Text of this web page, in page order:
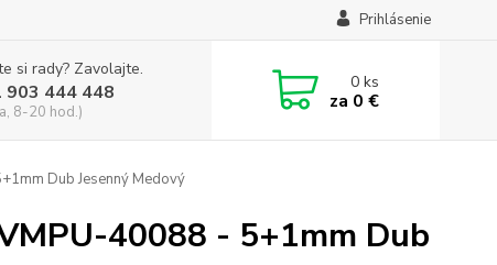
Prihlásenie
si rady? Zavolajte.
903 444 448
8-20 hod.)
0ks
za 0 €
Dub Jesenný Medový
40088 - 5+1mm Dub